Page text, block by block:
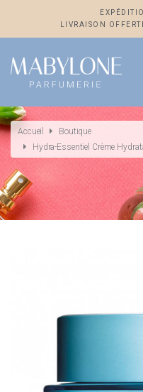
LIVRAISON
Accueil
Boutique
Hydra-Essentiel Crème